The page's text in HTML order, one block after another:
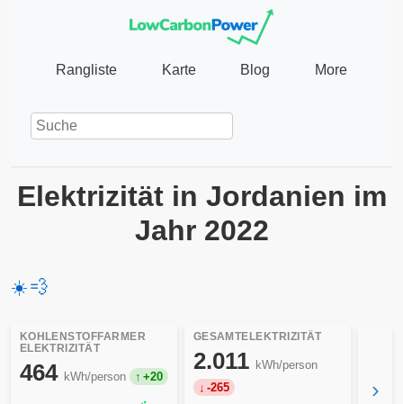
Rangliste Karte Blog More
Elektrizität in Jordanien im
Jahr 2022
☀️💨
KOHLENSTOFFARMER
ELEKTRIZITÄT
464 kWh/person +20
GESAMTELEKTRIZITÄT
2.011 kWh/person
-265
›